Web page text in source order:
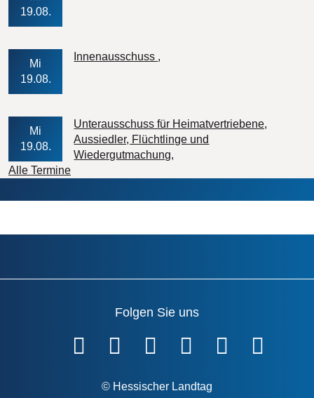
19.08.
Mi
19.08.
Innenausschuss
Mi
19.08.
Unterausschuss für Heimatvertriebene,
Aussiedler, Flüchtlinge und
Wiedergutmachung
Alle Termine
Folgen Sie uns
© Hessischer Landtag